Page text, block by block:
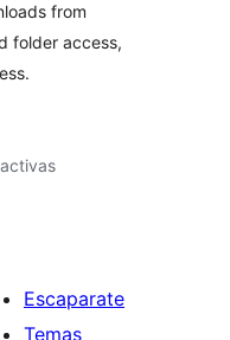
from
folder access,
Escaparate
Temas